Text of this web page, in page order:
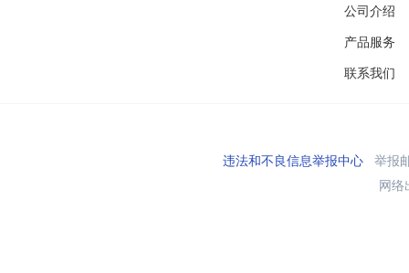
公司介绍
产品服务
联系我们
违法和不良信息举报中心举报
网